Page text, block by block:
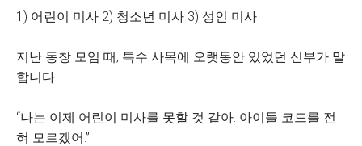
1) 어린이 미사 2) 청소년 미사 3) 성인 미사
지난 동창 모임 때, 특수 사목에 오랫동안 있었던 신부가 말
합니다.
“나는 이제 어린이 미사를 못할 것 같아. 아이들 코드를 전
혀 모르겠어.”